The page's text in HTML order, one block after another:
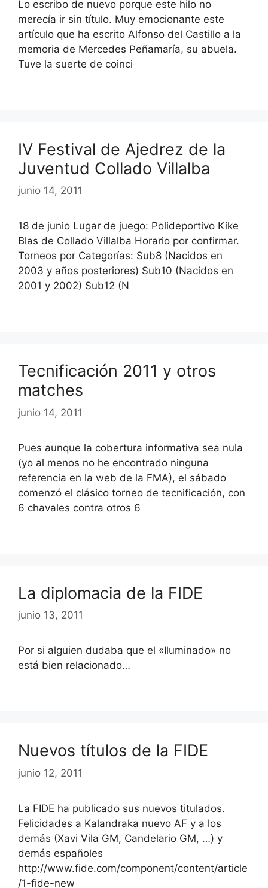
Lo escribo de nuevo porque este hilo no
merecía ir sin título. Muy emocionante este
artículo que ha escrito Alfonso del Castillo a la
memoria de Mercedes Peñamaría, su abuela.
Tuve la suerte de coinci
IV Festival de Ajedrez de la
Juventud Collado Villalba
junio 14, 2011
18 de junio Lugar de juego: Polideportivo Kike
Blas de Collado Villalba Horario por confirmar.
Torneos por Categorías: Sub8 (Nacidos en
2003 y años posteriores) Sub10 (Nacidos en
2001 y 2002) Sub12 (N
Tecnificación 2011 y otros
matches
junio 14, 2011
Pues aunque la cobertura informativa sea nula
(yo al menos no he encontrado ninguna
referencia en la web de la FMA), el sábado
comenzó el clásico torneo de tecnificación, con
6 chavales contra otros 6
La diplomacia de la FIDE
junio 13, 2011
Por si alguien dudaba que el «Iluminado» no
está bien relacionado…
Nuevos títulos de la FIDE
junio 12, 2011
La FIDE ha publicado sus nuevos titulados.
Felicidades a Kalandraka nuevo AF y a los
demás (Xavi Vila GM, Candelario GM, …) y
demás españoles
http://www.fide.com/component/content/article
/1-fide-new